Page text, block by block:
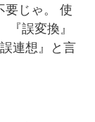
要じゃ。 使
『誤変換』
連想』と言